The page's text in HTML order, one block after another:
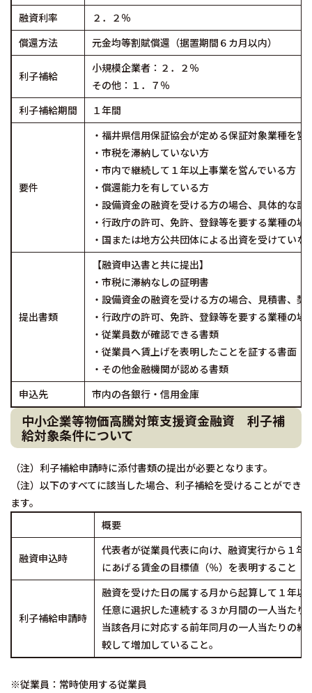
融資利率
２．２％
償還方法
元金均等割賦償還（据置期間６カ月以内）
利子補給
小規模企業者：２．２％
その他：１．７％
利子補給期間
１年間
要件
・福井県信用保証協会が定める保証対象業種を営
・市税を滞納していない方
・市内で継続して１年以上事業を営んでいる方
・償還能力を有している方
・設備資金の融資を受ける方の場合、具体的な
・行政庁の許可、免許、登録等を要する業種の
・国または地方公共団体による出資を受けていな
提出書類
【融資申込書と共に提出】
・市税に滞納なしの証明書
・設備資金の融資を受ける方の場合、見積書、契
・行政庁の許可、免許、登録等を要する業種の
・従業員数が確認できる書類
・従業員へ賃上げを表明したことを証する書面（
・その他金融機関が認める書類
申込先
市内の各銀行・信用金庫
中小企業等物価高騰対策支援資金融資 利子補
給対象条件について
（注）利子補給申請時に添付書類の提出が必要となります。
（注）以下のすべてに該当した場合、利子補給を受けることができ
ます。
概要
融資申込時
代表者が従業員代表に向け、融資実行から１年
にあげる賃金の目標値（％）を表明すること
利子補給申請時
融資を受けた日の属する月から起算して１年以
任意に選択した連続する３か月間の一人当たり
当該各月に対応する前年同月の一人当たりの給
較して増加していること。
※従業員：常時使用する従業員